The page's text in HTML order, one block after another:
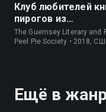
Клуб любителей
пирогов из
картофельных
очистков
The Guernsey Literary and
Peel Pie Society • 2018,
Ещё в